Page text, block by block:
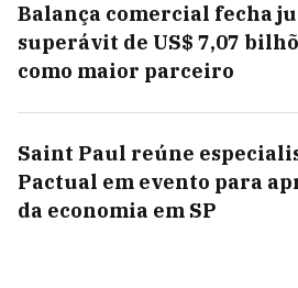
Balança comercial fecha
superávit de US$ 7,07
como maior parceiro
Saint Paul reúne
Pactual em evento para
da economia em SP